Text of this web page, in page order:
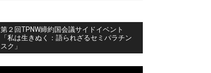
第２回TPNW締約国会議サイドイベント
「私は生きぬく：語られざるセミパラチン
スク」